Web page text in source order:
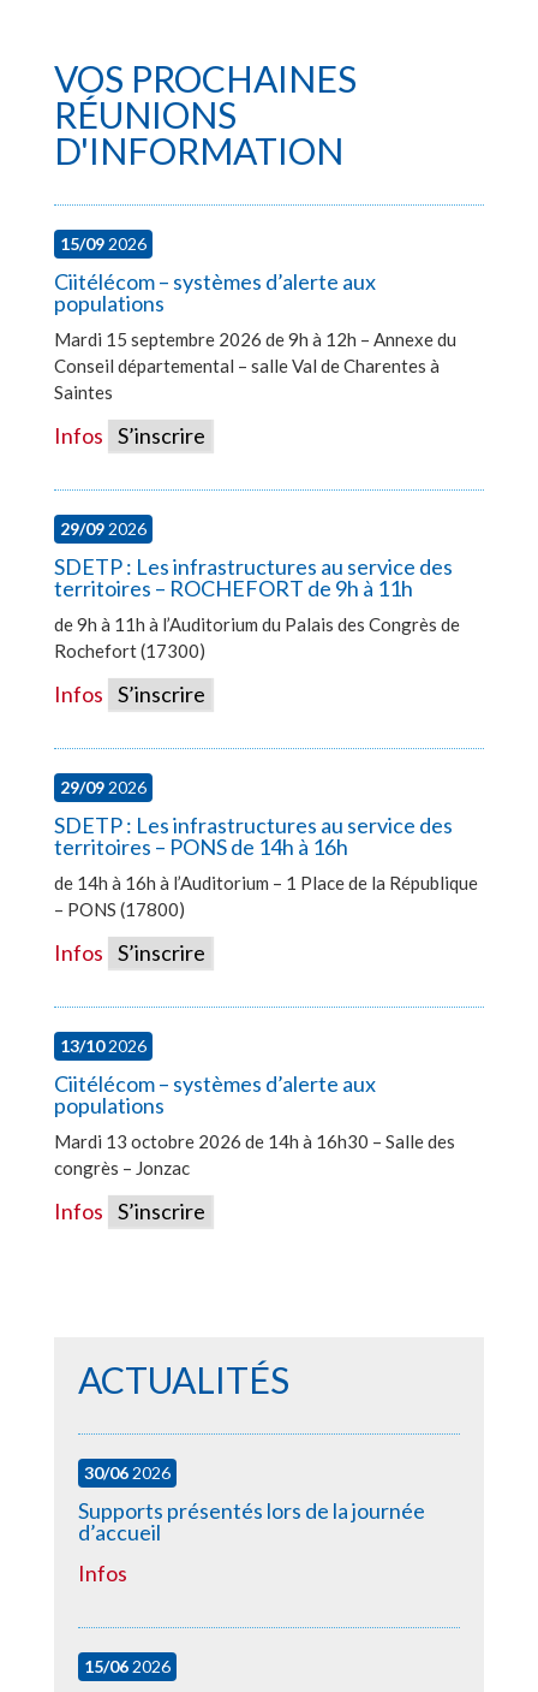
VOS PROCHAINES
RÉUNIONS
D'INFORMATION
15/092026
Ciitélécom – systèmes d’alerte aux
populations
Mardi 15 septembre 2026 de 9h à 12h – Annexe du
Conseil départemental – salle Val de Charentes à
Saintes
Infos S’inscrire
29/092026
SDETP : Les infrastructures au service des
territoires – ROCHEFORT de 9h à 11h
de 9h à 11h à l’Auditorium du Palais des Congrès de
Rochefort (17300)
Infos S’inscrire
29/092026
SDETP : Les infrastructures au service des
territoires – PONS de 14h à 16h
de 14h à 16h à l’Auditorium – 1 Place de la République
– PONS (17800)
Infos S’inscrire
13/102026
Ciitélécom – systèmes d’alerte aux
populations
Mardi 13 octobre 2026 de 14h à 16h30 – Salle des
congrès – Jonzac
Infos S’inscrire
ACTUALITÉS
30/062026
Supports présentés lors de la journée
d’accueil
Infos
15/062026